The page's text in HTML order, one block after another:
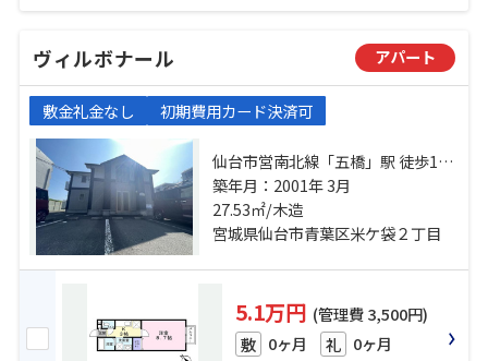
ヴィルボナール アパート
敷金礼金なし 初期費用カード決済可
仙台市営南北線「五橋」駅 徒歩12
分 仙台市営南北線「愛宕橋」駅 徒
歩12分 仙台市地下鉄東西線「青葉
通一番町」駅 徒歩16分
築年月：2001年 3月
27.53㎡/木造
宮城県仙台市青葉区米ケ袋２丁目
5.1万円 (管理費 3,500円)
敷 0ヶ月 礼 0ヶ月